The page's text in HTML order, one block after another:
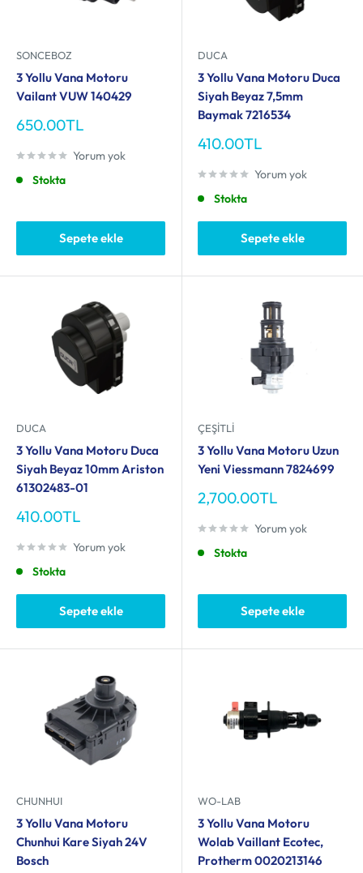
SONCEBOZ
3 Yollu Vana Motoru
Vailant VUW 140429
İndirimli
650.00TL
Yorum yok
Stokta
Sepete ekle
DUCA
3 Yollu Vana Motoru Duca
Siyah Beyaz 7,5mm
Baymak 7216534
İndirimli
410.00TL
Yorum yok
Stokta
Sepete ekle
DUCA
3 Yollu Vana Motoru Duca
Siyah Beyaz 10mm Ariston
61302483-01
İndirimli
410.00TL
Yorum yok
Stokta
Sepete ekle
ÇEŞITLI
3 Yollu Vana Motoru Uzun
Yeni Viessmann 7824699
İndirimli
fiyat
2,700.00TL
Yorum yok
Stokta
Sepete ekle
CHUNHUI
3 Yollu Vana Motoru
Chunhui Kare Siyah 24V
Bosch
WO-LAB
3 Yollu Vana Motoru
Wolab Vaillant Ecotec,
Protherm 0020213146